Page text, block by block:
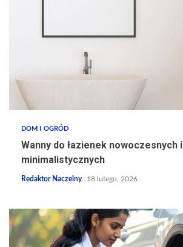
DOM I OGRÓD
Wanny do łazienek nowoczesnych i
minimalistycznych
Redaktor Naczelny 18 lutego, 2026